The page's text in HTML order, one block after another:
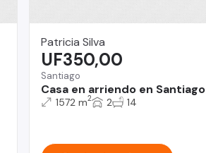
Patricia Silva
Santiago
Casa en arriendo en Santiago
UF350,00
1572 m2 2 14